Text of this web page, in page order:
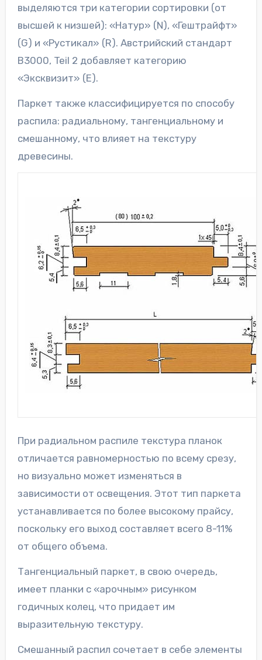
выделяются три категории сортировки (от
высшей к низшей): «Натур» (N), «Гештрайфт»
(G) и «Рустикал» (R). Австрийский стандарт
В3000, Teil 2 добавляет категорию
«Эксквизит» (E).
Паркет также классифицируется по способу
распила: радиальному, тангенциальному и
смешанному, что влияет на текстуру
древесины.
При радиальном распиле текстура планок
отличается равномерностью по всему срезу,
но визуально может изменяться в
зависимости от освещения. Этот тип паркета
устанавливается по более высокому прайсу,
поскольку его выход составляет всего 8-11%
от общего объема.
Тангенциальный паркет, в свою очередь,
имеет планки с «арочным» рисунком
годичных колец, что придает им
выразительную текстуру.
Смешанный распил сочетает в себе элементы